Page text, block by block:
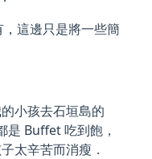
，這邊只是將一些簡
小孩去石垣島的
是 Buffet 吃到飽，
太辛苦而消瘦．